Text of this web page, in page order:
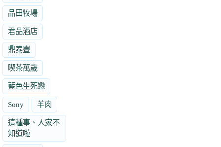
品田牧場
君品酒店
鼎泰豐
喫茶萬歲
藍色生死戀
Sony 羊肉
這種事、人家不
知道啦